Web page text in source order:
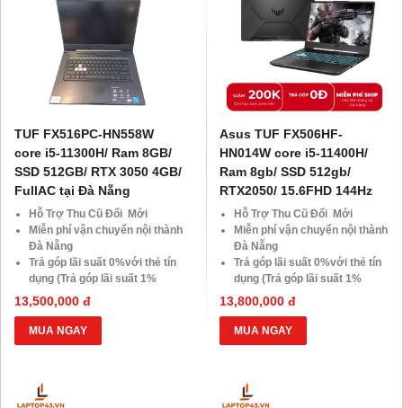
TUF FX516PC-HN558W
core i5-11300H/ Ram 8GB/
SSD 512GB/ RTX 3050 4GB/
FullAC tại Đà Nẵng
Hỗ Trợ Thu Cũ Đổi Mới
Miễn phí vận chuyển nội thành
Đà Nẵng
Trả góp lãi suất 0%với thẻ tín
dụng (Trả góp lãi suất 1%
HDsaison - chỉ cần CMND
BLX hoặc hộ khẩu gốc )
Giảm 20%khi nâng cấp Ram-
SSD
10.000 Voucher Giảm
13,500,000 đ
MUA NGAY
Asus TUF FX506HF-
HN014W core i5-11400H/
Ram 8gb/ SSD 512gb/
RTX2050/ 15.6FHD 144Hz
Hỗ Trợ Thu Cũ Đổi Mới
Miễn phí vận chuyển nội thành
Đà Nẵng
Trả góp lãi suất 0%với thẻ tín
dụng (Trả góp lãi suất 1%
HDsaison - chỉ cần CMND
BLX hoặc hộ khẩu gốc )
Giảm 20%khi nâng cấp Ram-
SSD
10.000 Voucher Giảm
13,800,000 đ
MUA NGAY